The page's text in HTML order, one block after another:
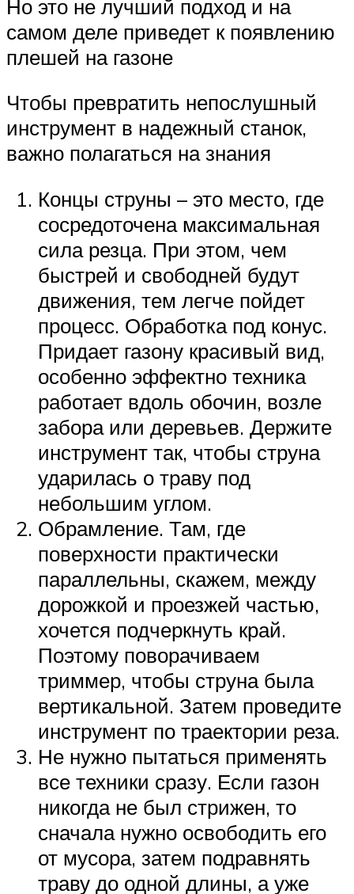
Но это не лучший подход и на
самом деле приведет к появлению
плешей на газоне
Чтобы превратить непослушный
инструмент в надежный станок,
важно полагаться на знания
Концы струны – это место, где
сосредоточена максимальная
сила резца. При этом, чем
быстрей и свободней будут
движения, тем легче пойдет
процесс. Обработка под конус.
Придает газону красивый вид,
особенно эффектно техника
работает вдоль обочин, возле
забора или деревьев. Держите
инструмент так, чтобы струна
ударилась о траву под
небольшим углом.
Обрамление. Там, где
поверхности практически
параллельны, скажем, между
дорожкой и проезжей частью,
хочется подчеркнуть край.
Поэтому поворачиваем
триммер, чтобы струна была
вертикальной. Затем проведите
инструмент по траектории реза.
Не нужно пытаться применять
все техники сразу. Если газон
никогда не был стрижен, то
сначала нужно освободить его
от мусора, затем подравнять
траву до одной длины, а уже